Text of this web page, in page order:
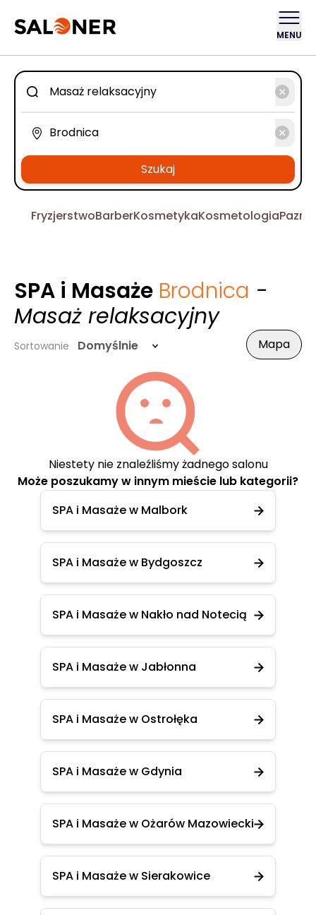
MENU
Szukaj
FryzjerstwoBarberKosmetykaKosmetologia
SPA i Masaże Brodnica -
Masaż relaksacyjny
Sortowanie Domyślnie Mapa
Niestety nie znaleźliśmy żadnego salonu
Może poszukamy w innym mieście lub kategorii?
SPA i Masaże w Malbork
SPA i Masaże w Bydgoszcz
SPA i Masaże w Nakło nad Notecią
SPA i Masaże w Jabłonna
SPA i Masaże w Ostrołęka
SPA i Masaże w Gdynia
SPA i Masaże w Ożarów Mazowiecki
SPA i Masaże w Sierakowice